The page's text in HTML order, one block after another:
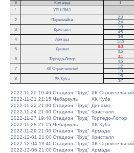
# Команда 1
1
УРЦ ЯМЗ
2
Первомайка
2:3
2:4
3
Кристалл
1:3
4:5
4
Армада
3:8
1:10
5
Динамо
8:3
0:5
6
Торпедо-Лотор
3:1
4:5
7
ХК Строительный
1:2
1:3
8
ХК Куба
1:6
3:7
2022-11-20 19:40 Стадион "Труд" ХК Строительный
2022-11-21 21:15 Чебаркуль ХК Куба
2022-11-22 21:00 Стадион "Труд" Динамо
2022-11-24 21:00 Стадион "Труд" Кристалл
2022-11-27 19:40 Стадион "Труд" Торпедо-Лотор
2022-11-28 21:15 Чебаркуль ХК Куба
2022-11-29 21:00 Стадион "Труд" Армада
2022-12-01 21:00Стадион "Труд" Кристалл
2022-12-04 19:40Стадион "Труд" ХК Строительный
2022-12-06 21:00Стадион "Труд" Армада